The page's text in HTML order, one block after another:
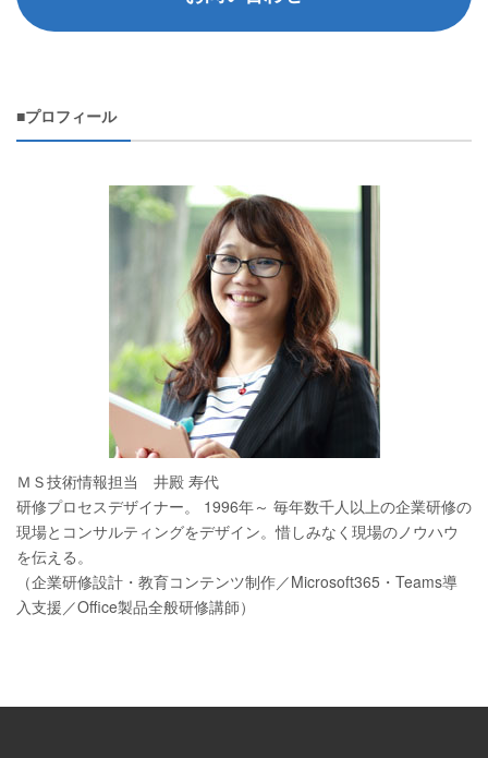
■プロフィール
ＭＳ技術情報担当 井殿 寿代
研修プロセスデザイナー。 1996年～ 毎年数千人以上の企業研修の
現場とコンサルティングをデザイン。惜しみなく現場のノウハウ
を伝える。
（企業研修設計・教育コンテンツ制作／Microsoft365・Teams導
入支援／Office製品全般研修講師）